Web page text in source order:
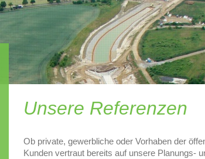
Unsere Referenzen
Ob private, gewerbliche oder Vorhaben der
Kunden vertraut bereits auf unsere Planungs-